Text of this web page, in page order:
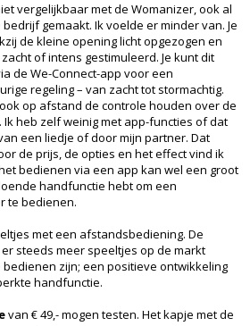
vergelijkbaar met de Womanizer, ook al
gemaakt. Ik voelde er minder van. Je
de kleine opening licht opgezogen en
of intens gestimuleerd. Je kunt dit
de We-Connect-app voor een
regeling – van zacht tot stormachtig.
op afstand de controle houden over de
heb zelf weinig met app-functies of dat
een liedje of door mijn partner. Dat
de prijs, de opties en het effect vind ik
bedienen via een app kan wel een groot
handfunctie hebt om een
te bedienen.
met een afstandsbediening. De
steeds meer speeltjes op de markt
zijn; een positieve ontwikkeling
handfunctie.
van € 49,- mogen testen. Het kapje met de